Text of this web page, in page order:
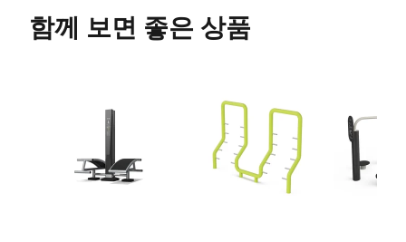
함께 보면 좋은 상품